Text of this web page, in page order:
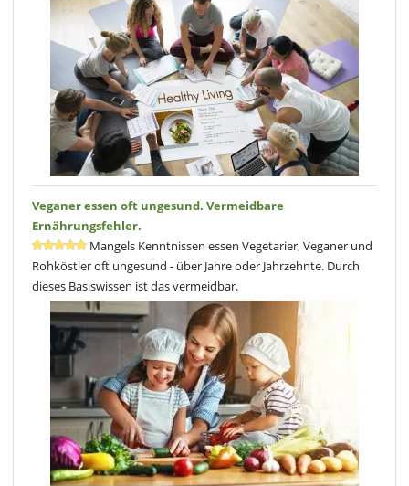
Veganer essen oft ungesund. Vermeidbare
Ernährungsfehler.
Mangels Kenntnissen essen Vegetarier, Veganer und
Rohköstler oft ungesund - über Jahre oder Jahrzehnte. Durch
dieses Basiswissen ist das vermeidbar.